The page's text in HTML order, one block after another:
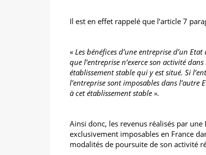
Il est en effet rappelé que l’article 7
« Les bénéfices d’une entreprise d’un
que l’entreprise n’exerce son activité
établissement stable qui y est situé. Si
l’entreprise sont imposables dans
à cet établissement stable ».
Ainsi donc, les revenus réalisés par
exclusivement imposables en France
modalités de poursuite de son activité